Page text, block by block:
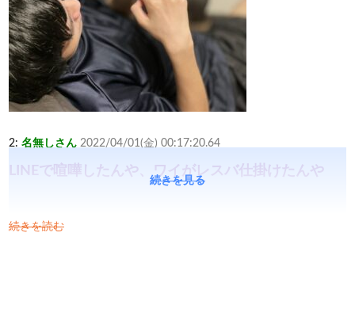
2: 名無しさん 2022/04/01(金) 00:17:20.64
LINEで喧嘩したんや、ワイがレスバ仕掛けたんや
続きを読む
続きを見る